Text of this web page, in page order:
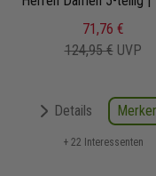
71,76 €
124,95 € UVP
Details
+ 22 Interessenten